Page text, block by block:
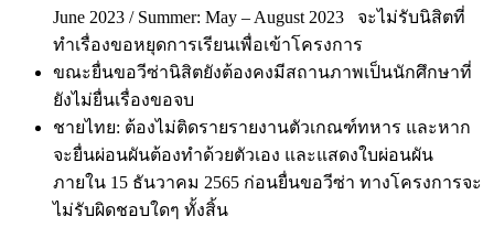
June 2023 / Summer: May – August 2023
จะไม่รับนิสิตที่
ทำเรื่องขอหยุดการเรียนเพื่อเข้าโครงการ
ขณะยื่นขอวีซ่านิสิตยังต้องคงมีสถานภาพเป็นนักศึกษาที่
ยังไม่ยื่นเรื่องขอจบ
ชายไทย: ต้องไม่ติดรายรายงานตัวเกณฑ์ทหาร และหาก
จะยื่นผ่อนผันต้องทำด้วยตัวเอง และแสดงใบผ่อนผัน
ภายใน 15 ธันวาคม 2565 ก่อนยื่นขอวีซ่า ทางโครงการจะ
ไม่รับผิดชอบใดๆ ทั้งสิ้น